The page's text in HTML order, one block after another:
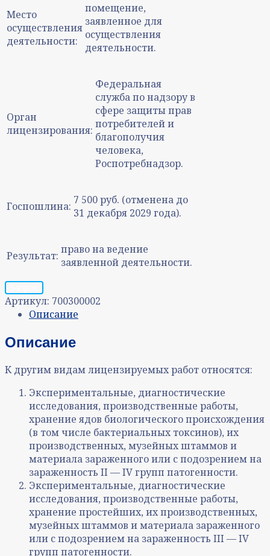
Место
осуществления
деятельности:
помещение,
заявленное для
осуществления
деятельности.
Орган
лицензирования:
Федеральная
служба по надзору в
сфере защиты прав
потребителей и
благополучия
человека,
Роспотребнадзор.
Госпошлина: 7 500 руб. (отменена до
31 декабря 2029 года).
Результат: право на ведение
заявленной деятельности.
Артикул: 700300002
Описание
Описание
К другим видам лицензируемых работ относятся:
Экспериментальные, диагностические
исследования, производственные работы,
хранение ядов биологического происхождения
(в том числе бактериальных токсинов), их
производственных, музейных штаммов и
материала зараженного или с подозрением на
зараженность II — IV групп патогенности.
Экспериментальные, диагностические
исследования, производственные работы,
хранение простейших, их производственных,
музейных штаммов и материала зараженного
или с подозрением на зараженность III — IV
групп патогенности.